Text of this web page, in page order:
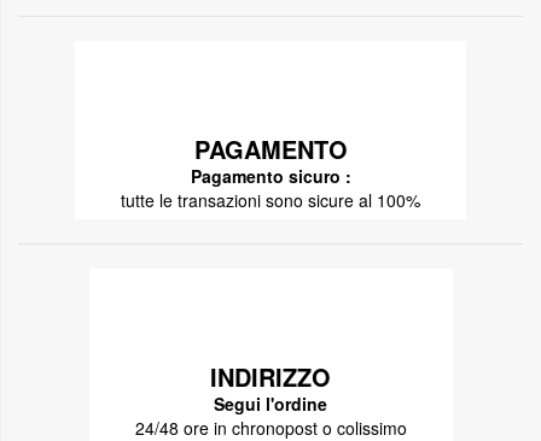
PAGAMENTO
Pagamento sicuro :
tutte le transazioni sono sicure al 100%
INDIRIZZO
Segui l'ordine
24/48 ore in chronopost o colissimo